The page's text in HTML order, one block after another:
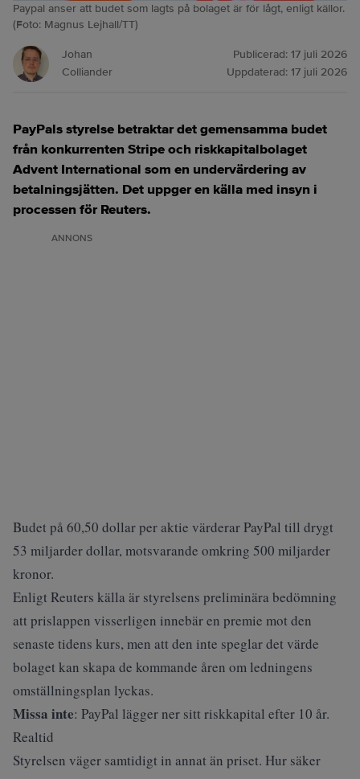
Paypal anser att budet som lagts på bolaget är för lågt, enligt källor.
(Foto: Magnus Lejhall/TT)
Johan
Colliander
Publicerad: 17 juli 2026
Uppdaterad: 17 juli 2026
PayPals styrelse betraktar det gemensamma budet
från konkurrenten Stripe och riskkapitalbolaget
Advent International som en undervärdering av
betalningsjätten. Det uppger en källa med insyn i
processen för Reuters.
ANNONS
Budet på 60,50 dollar per aktie värderar PayPal till drygt
53 miljarder dollar, motsvarande omkring 500 miljarder
kronor.
Enligt Reuters källa är styrelsens preliminära bedömning
att prislappen visserligen innebär en premie mot den
senaste tidens kurs, men att den inte speglar det värde
bolaget kan skapa de kommande åren om ledningens
omställningsplan lyckas.
Missa inte: PayPal lägger ner sitt riskkapital efter 10 år.
Realtid
Styrelsen väger samtidigt in annat än priset. Hur säker